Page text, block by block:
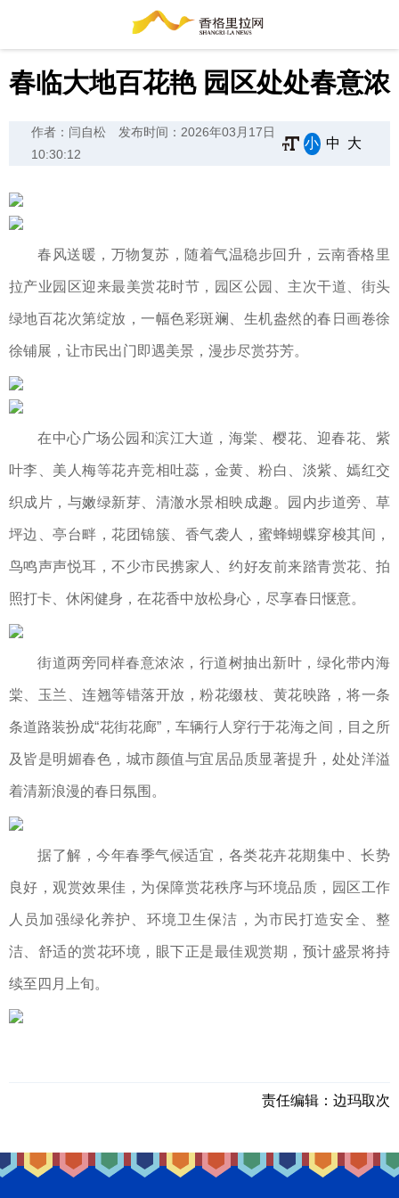
春临大地百花艳 园区处处春意浓
作者：闫自松
发布时间：2026年03月17日
10:30:12
小 中 大
春风送暖，万物复苏，随着气温稳步回升，云南香格里
拉产业园区迎来最美赏花时节，园区公园、主次干道、街头
绿地百花次第绽放，一幅色彩斑斓、生机盎然的春日画卷徐
徐铺展，让市民出门即遇美景，漫步尽赏芬芳。
在中心广场公园和滨江大道，海棠、樱花、迎春花、紫
叶李、美人梅等花卉竞相吐蕊，金黄、粉白、淡紫、嫣红交
织成片，与嫩绿新芽、清澈水景相映成趣。园内步道旁、草
坪边、亭台畔，花团锦簇、香气袭人，蜜蜂蝴蝶穿梭其间，
鸟鸣声声悦耳，不少市民携家人、约好友前来踏青赏花、拍
照打卡、休闲健身，在花香中放松身心，尽享春日惬意。
街道两旁同样春意浓浓，行道树抽出新叶，绿化带内海
棠、玉兰、连翘等错落开放，粉花缀枝、黄花映路，将一条
条道路装扮成“花街花廊”，车辆行人穿行于花海之间，目之所
及皆是明媚春色，城市颜值与宜居品质显著提升，处处洋溢
着清新浪漫的春日氛围。
据了解，今年春季气候适宜，各类花卉花期集中、长势
良好，观赏效果佳，为保障赏花秩序与环境品质，园区工作
人员加强绿化养护、环境卫生保洁，为市民打造安全、整
洁、舒适的赏花环境，眼下正是最佳观赏期，预计盛景将持
续至四月上旬。
责任编辑： 边玛取次